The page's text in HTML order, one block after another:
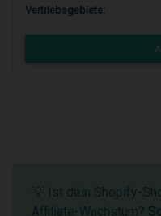
Vertriebsgebiete:
💡 Ist dein Shopify-
Affiliate-Wachstum?